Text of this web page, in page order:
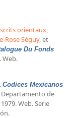
orientaux,
Rose Séguy, et
Du Fonds
Web.
. Codices Mexicanos
Departamento de
Web. Serie